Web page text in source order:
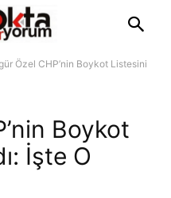
Özel CHP’nin Boykot Listesini
Boykot
İşte O